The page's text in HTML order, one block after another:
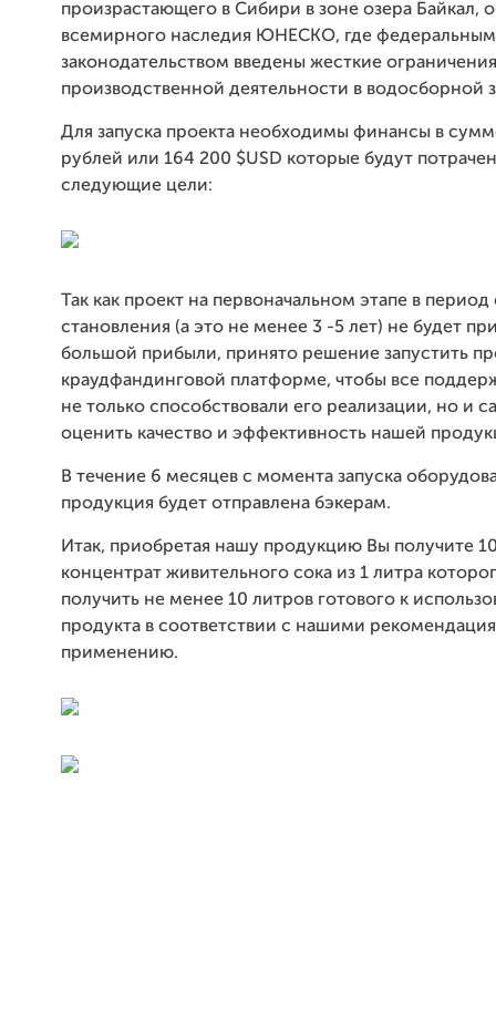
произрастающего в Сибири в зоне озера Байкал,
всемирного наследия ЮНЕСКО, где федеральным
законодательством введены жесткие
производственной деятельности в водосборной
Для запуска проекта необходимы финансы в
рублей или 164 200 $USD которые будут
следующие цели:
Так как проект на первоначальном этапе в период
становления (а это не менее 3 -5 лет) не будет
большой прибыли, принято решение запустить
краудфандинговой платформе, чтобы все
не только способствовали его реализации, но и
оценить качество и эффективность нашей
В течение 6 месяцев с момента запуска
продукция будет отправлена бэкерам.
Итак, приобретая нашу продукцию Вы получите
концентрат живительного сока из 1 литра
получить не менее 10 литров готового к
продукта в соответствии с нашими
применению.